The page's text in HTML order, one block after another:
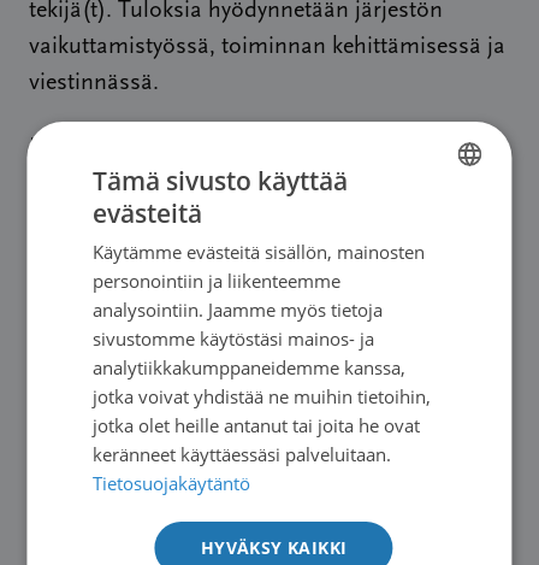
tekijä(t). Tuloksia hyödynnetään järjestön
vaikuttamistyössä, toiminnan kehittämisessä ja
viestinnässä.
Lue lisää hoitoon sitoutumisen määritelmästä
Duodecim-aikakauskirjassa Kaisu Pitkälän ja
Niina Savikon artikkelista ”
sitoutuminen hoitoon” (2007;123(5):501-2).
Lämmin kiitos osallistumisestasi.
Lisätietoja kyselystä:
Emma Andersson, erityisasiantuntija
Suomen Syöpäpotilaat ry
emma.andersson@syopapotilaat.fi
045 104 5836
SWEDISH
Tämä sivusto käyttää
evästeitä
Käytämme evästeitä sisällön, mainosten
personointiin ja liikenteemme
analysointiin. Jaamme myös tietoja
sivustomme käytöstäsi mainos- ja
analytiikkakumppaneidemme kanssa,
jotka voivat yhdistää ne muihin tietoihin,
jotka olet heille antanut tai joita he ovat
keränneet käyttäessäsi palveluitaan.
Tietosuojakäytäntö
HYVÄKSY KAIKKI